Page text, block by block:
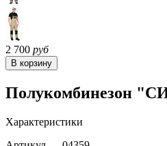
2 700 руб
Полукомбинезон
Характеристики